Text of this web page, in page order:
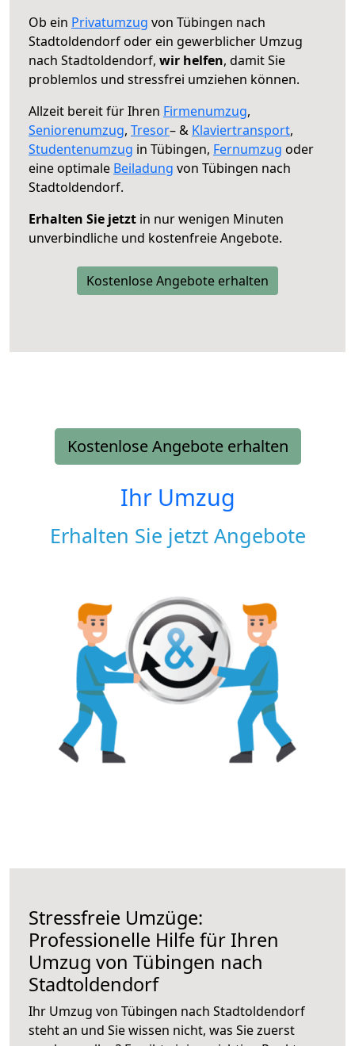
Ob ein Privatumzug von Tübingen nach
Stadtoldendorf oder ein gewerblicher Umzug
nach Stadtoldendorf, wir helfen, damit Sie
problemlos und stressfrei umziehen können.
Allzeit bereit für Ihren Firmenumzug,
Seniorenumzug, Tresor– & Klaviertransport,
Studentenumzug in Tübingen, Fernumzug oder
eine optimale Beiladung von Tübingen nach
Stadtoldendorf.
Erhalten Sie jetzt in nur wenigen Minuten
unverbindliche und kostenfreie Angebote.
Kostenlose Angebote erhalten
Kostenlose Angebote erhalten
Ihr Umzug
Erhalten Sie jetzt Angebote
Stressfreie Umzüge:
Professionelle Hilfe für Ihren
Umzug von Tübingen nach
Stadtoldendorf
Ihr Umzug von Tübingen nach Stadtoldendorf
steht an und Sie wissen nicht, was Sie zuerst